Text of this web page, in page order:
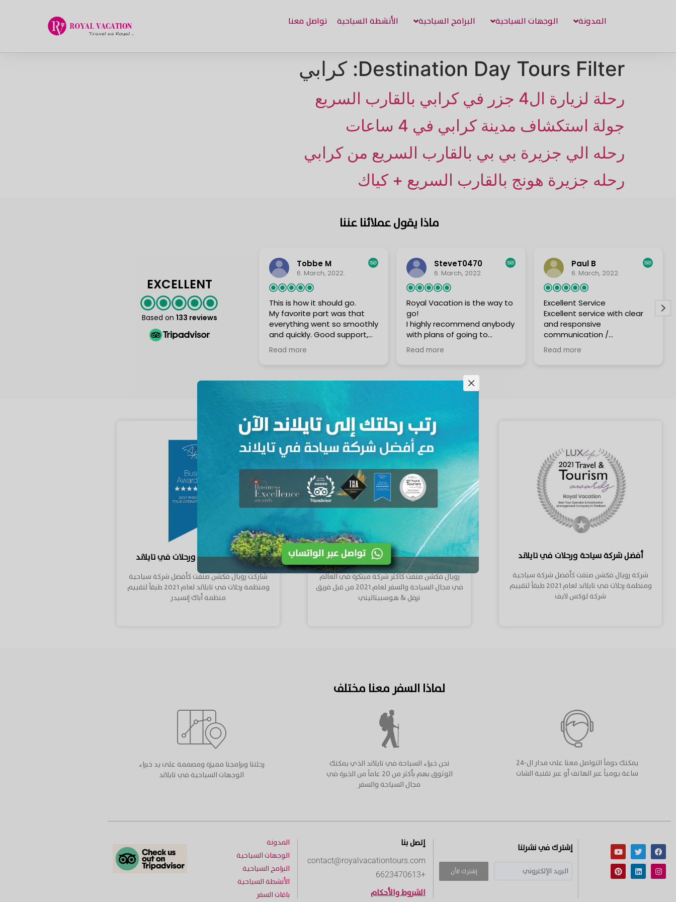
المدونة الوجهات السياحية البرامج السياحية الأنشطة السياحية تواصل معنا
Destination Day Tours Filter: كرابي
رحلة لزيارة ال4 جزر في كرابي بالقارب السريع
جولة استكشاف مدينة كرابي في 4 ساعات
رحله الي جزيرة بي بي بالقارب السريع من كرابي
رحله جزيرة هونج بالقارب السريع + كياك
ماذا يقول عملائنا عننا
EXCELLENT
Based on 133 reviews
Tobbe M
6. March, 2022.
This is how it should go.
My favorite part was that
everything went so smoothly
and quickly. Good support,
responds quickly. You submit
all the documents and
I recommend them if you
want it to be as easy as
possible these times with
Covid and so on.
Thanks.
Read more
SteveT0470
6. March, 2022.
Royal Vacation is the way to
go!
I highly recommend anybody
with plans of going to
Thailand to use Royal
Vacation. They offer a
professional and I'm sure you
won't be dissatisfied. They
traveller to Thailand I will
continue to use the great
service offered by Royal
Vacations as they do all the
work needed to have an
enjoyable trip in Thailand.
Read more
Paul B
6. March, 2022.
Excellent Service
Excellent service with clear
and responsive
communication /
instructions for my recent
arrival in Thailand. They
Read more
أفضل شركة سياحة ورحلات في تايلاند
شركة رويال فكشن صنفت كأفضل شركة سياحية
ومنظمة رحلات في تايلاند لعام 2021 طبقاً لتقييم
شركة لوكس لايف
أكثر شركة سياحة مبتكرة لعام ٢٠٢١
رويال فكشن صنفت كأكثر شركة مبتكرة في العالم
في مجال السياحة والسفر لعام ٢٠٢١ من قبل فريق
ترفل & هوسبيتاليتي
أفضل شركة سياحة ورحلات في تايلاند
شاركت رويال فكشن صنفت كأفضل شركة سياحية
ومنظمة رحلات في تايلاند لعام 2021 طبقاً لتقييم
منظمة أباك إنسيدر
لماذا السفر معنا مختلف
يمكنك دوماً التواصل معنا على مدار ال-٢٤
ساعة يومياً عبر الهاتف أو عبر تقنية الشات
نحن خبراء السياحة في تايلاند الذي يمكنك
الوثوق بهم بأكثر من ٢٠ عاماً من الخبرة في
مجال السياحة والسفر
رحلتنا وبرامجنا مميزة ومصممة على يد خبراء
الوجهات السياحية في تايلاند
إشترك في نشرتنا
إشترك الأن
إتصل بنا
contact@royalvacationtours.com
+6623470613
الشروط والأحكام
المدونة
الوجهات السياحية
البرامج السياحية
الأنشطة السياحية
باقات السفر